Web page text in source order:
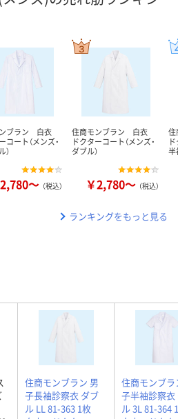
ブラン 白衣
コート（メンズ・
）
～ （税込）
住商モンブラン 白衣
ドクターコート（メンズ・
ダブル）
￥2,780～ （税込）
半
ランキングをもっと見る
住商モンブラン 男
子長袖診察衣 ダブ
ル LL 81-363 1枚
住商モンブラ
子半袖診察衣
ル 3L 81-